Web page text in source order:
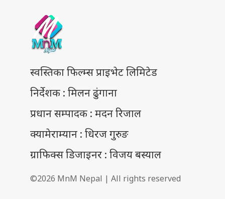
स्वस्तिका फिल्म्स प्राइभेट लिमिटेड
निर्देशक : मिलन ढुंगाना
प्रधान सम्पादक : मदन रिजाल
क्यामेराम्यान : धिरज गुरुङ
ग्राफिक्स डिजाइनर : विजय बस्याल
©2026 MnM Nepal | All rights reserved